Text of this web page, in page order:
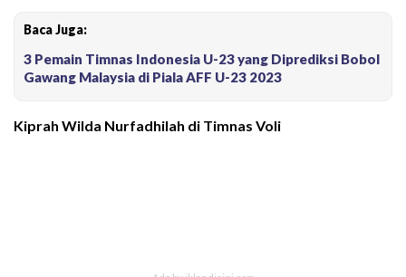
Baca Juga:
3 Pemain Timnas Indonesia U-23 yang Diprediksi Bobol
Gawang Malaysia di Piala AFF U-23 2023
Kiprah Wilda Nurfadhilah di Timnas Voli